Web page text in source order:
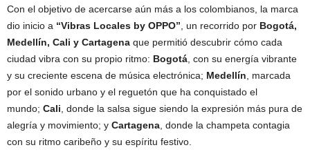
Con el objetivo de acercarse aún más a los colombianos, la marca
dio inicio a “Vibras Locales by OPPO”, un recorrido por Bogotá,
Medellín, Cali y Cartagena que permitió descubrir cómo cada
ciudad vibra con su propio ritmo: Bogotá, con su energía vibrante
y su creciente escena de música electrónica; Medellín, marcada
por el sonido urbano y el reguetón que ha conquistado el
mundo; Cali, donde la salsa sigue siendo la expresión más pura de
alegría y movimiento; y Cartagena, donde la champeta contagia
con su ritmo caribeño y su espíritu festivo.